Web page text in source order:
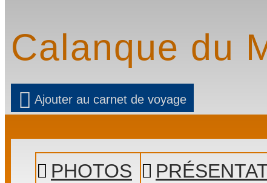
Calanque du
Ajouter au carnet de voyage
PHOTOS